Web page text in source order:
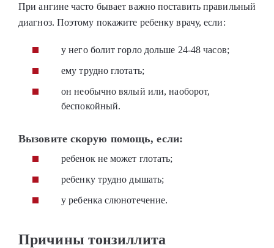
При ангине часто бывает важно поставить правильный
диагноз. Поэтому покажите ребенку врачу, если:
у него болит горло дольше 24-48 часов;
ему трудно глотать;
он необычно вялый или, наоборот,
беспокойный.
Вызовите скорую помощь, если:
ребенок не может глотать;
ребенку трудно дышать;
у ребенка слюнотечение.
Причины тонзиллита